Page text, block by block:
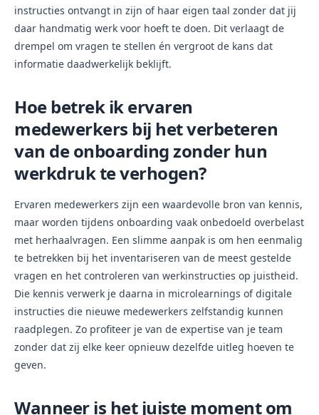
instructies ontvangt in zijn of haar eigen taal zonder dat jij
daar handmatig werk voor hoeft te doen. Dit verlaagt de
drempel om vragen te stellen én vergroot de kans dat
informatie daadwerkelijk beklijft.
Hoe betrek ik ervaren
medewerkers bij het verbeteren
van de onboarding zonder hun
werkdruk te verhogen?
Ervaren medewerkers zijn een waardevolle bron van kennis,
maar worden tijdens onboarding vaak onbedoeld overbelast
met herhaalvragen. Een slimme aanpak is om hen eenmalig
te betrekken bij het inventariseren van de meest gestelde
vragen en het controleren van werkinstructies op juistheid.
Die kennis verwerk je daarna in microlearnings of digitale
instructies die nieuwe medewerkers zelfstandig kunnen
raadplegen. Zo profiteer je van de expertise van je team
zonder dat zij elke keer opnieuw dezelfde uitleg hoeven te
geven.
Wanneer is het juiste moment om